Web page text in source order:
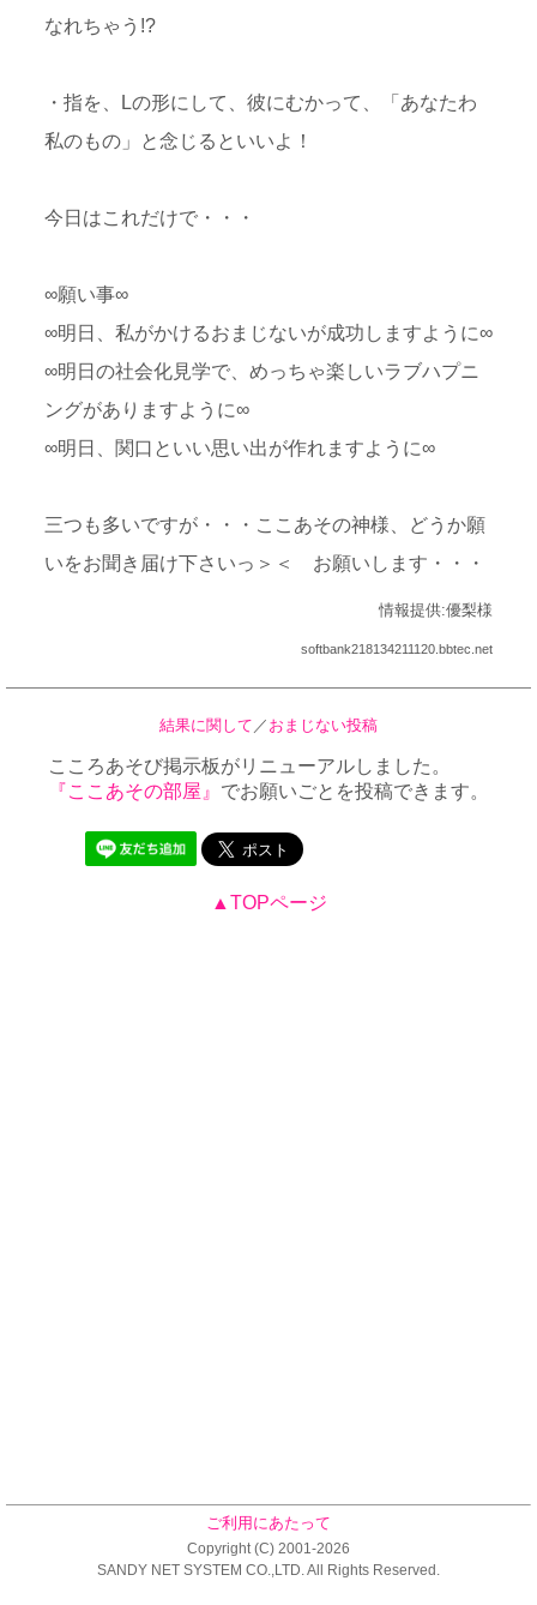
なれちゃう!?
・指を、Lの形にして、彼にむかって、「あなたわ
私のもの」と念じるといいよ！
今日はこれだけで・・・
∞願い事∞
∞明日、私がかけるおまじないが成功しますように∞
∞明日の社会化見学で、めっちゃ楽しいラブハプニ
ングがありますように∞
∞明日、関口といい思い出が作れますように∞
三つも多いですが・・・ここあその神様、どうか願
いをお聞き届け下さいっ＞＜ お願いします・・・
情報提供:優梨様
softbank218134211120.bbtec.net
結果に関して ／ おまじない投稿
こころあそび掲示板がリニューアルしました。
『ここあその部屋』 でお願いごとを投稿できます。
▲TOPページ
ご利用にあたって
Copyright (C) 2001-2026
SANDY NET SYSTEM CO.,LTD. All Rights Reserved.